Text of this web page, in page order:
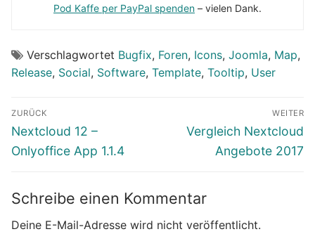
Pod Kaffe per PayPal spenden – vielen Dank.
Verschlagwortet Bugfix, Foren, Icons, Joomla, Map,
Release, Social, Software, Template, Tooltip, User
Beitragsnavigation
ZURÜCK
Vorheriger
Beitrag:
Nextcloud 12 –
Onlyoffice App 1.1.4
WEITER
Nächster
Beitrag:
Vergleich Nextcloud
Angebote 2017
Schreibe einen Kommentar
Deine E-Mail-Adresse wird nicht veröffentlicht.